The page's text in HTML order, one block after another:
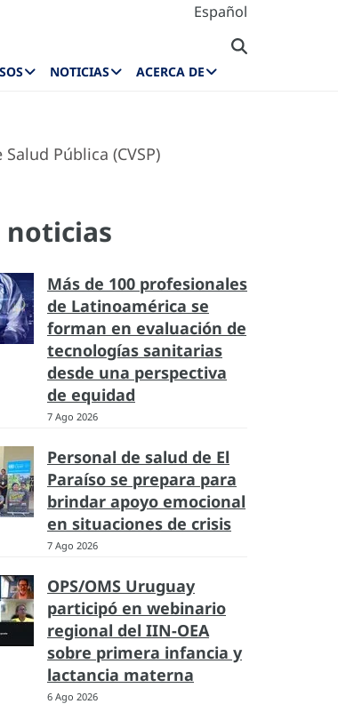
Español
NOTICIAS ACERCA DE
Pública (CVSP)
noticias
Más de 100 profesionales
de Latinoamérica se
forman en evaluación de
tecnologías sanitarias
desde una perspectiva
de equidad
7 Ago 2026
Personal de salud de El
Paraíso se prepara para
brindar apoyo emocional
en situaciones de crisis
7 Ago 2026
OPS/OMS Uruguay
participó en webinario
regional del IIN-OEA
sobre primera infancia y
lactancia materna
6 Ago 2026